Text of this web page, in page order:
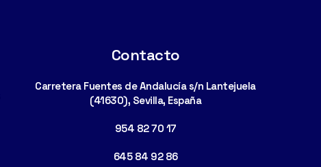
Contacto
Carretera Fuentes de Andalucía s/n Lantejuela
(41630), Sevilla, España
954 82 70 17
645 84 92 86